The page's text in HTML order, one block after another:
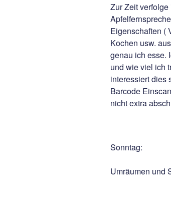
Zur Zeit
Eigenschaften (
Kochen usw.
genau ich esse.
und wie viel ich
interessiert dies
Barcode
nicht extra
Sonntag:
Umräumen und